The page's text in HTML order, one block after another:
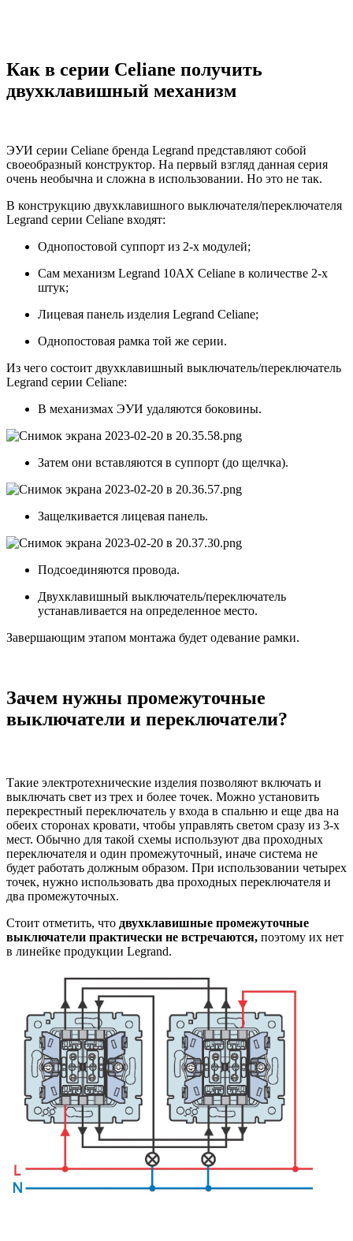
Как в серии Celiane получить
двухклавишный механизм
ЭУИ серии Celiane бренда Legrand представляют собой
своеобразный конструктор. На первый взгляд данная серия
очень необычна и сложна в использовании. Но это не так.
В конструкцию двухклавишного выключателя/переключателя
Legrand cерии Celiane входят:
Однопостовой суппорт из 2-х модулей;
Сам механизм Legrand 10AX Celiane в количестве 2-х
штук;
Лицевая панель изделия Legrand Celiane;
Однопостовая рамка той же серии.
Из чего состоит двухклавишный выключатель/переключатель
Legrand cерии Celiane:
В механизмах ЭУИ удаляются боковины.
Затем они вставляются в суппорт (до щелчка).
Защелкивается лицевая панель.
Подсоединяются провода.
Двухклавишный выключатель/переключатель
устанавливается на определенное место.
Завершающим этапом монтажа будет одевание рамки.
Зачем нужны промежуточные
выключатели и переключатели?
Такие электротехнические изделия позволяют включать и
выключать свет из трех и более точек. Можно установить
перекрестный переключатель у входа в спальню и еще два на
обеих сторонах кровати, чтобы управлять светом сразу из 3-х
мест. Обычно для такой схемы используют два проходных
переключателя и один промежуточный, иначе система не
будет работать должным образом. При использовании четырех
точек, нужно использовать два проходных переключателя и
два промежуточных.
Стоит отметить, что двухклавишные промежуточные
выключатели практически не встречаются, поэтому их нет
в линейке продукции Legrand.